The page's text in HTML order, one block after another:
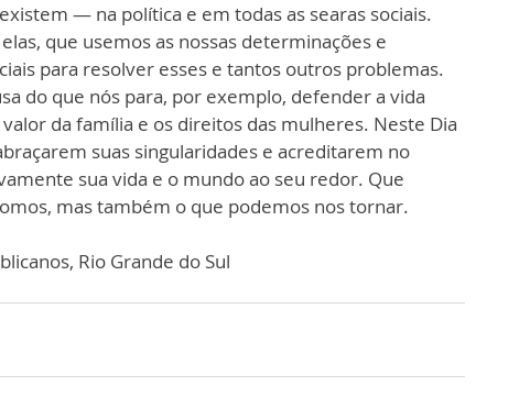
— na política e em todas as searas sociais.
que usemos as nossas determinações e
para resolver esses e tantos outros problemas.
do que nós para, por exemplo, defender a vida
da família e os direitos das mulheres. Neste Dia
suas singularidades e acreditarem no
sua vida e o mundo ao seu redor. Que
mas também o que podemos nos tornar.
Rio Grande do Sul